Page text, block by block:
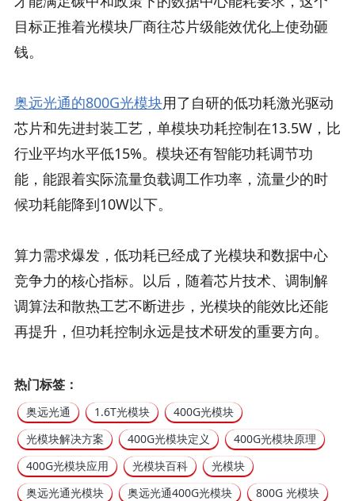
热门标签：
奥远光通 1.6T光模块
400G光模块
光模块解决方案
400G光模块定义
400G光模块原理
400G光模块应用
光模块百科
光模块
奥远光通光模块
奥远光通400G光模块
800G 光模块
目标正推着光模块厂商往芯片级能效优化上使劲砸
钱。
奥远光通的800G光模块用了自研的低功耗激光驱动
芯片和先进封装工艺，单模块功耗控制在13.5W，比
行业平均水平低15%。模块还有智能功耗调节功
能，能跟着实际流量负载调工作功率，流量少的时
候功耗能降到10W以下。
算力需求爆发，低功耗已经成了光模块和数据中心
竞争力的核心指标。以后，随着芯片技术、调制解
调算法和散热工艺不断进步，光模块的能效比还能
再提升，但功耗控制永远是技术研发的重要方向。